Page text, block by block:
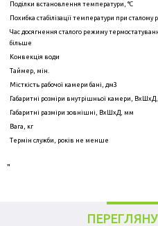
Поділки встановлення температури, °C
Похибка стабілізації температури при
Час досягнення сталого режиму
більше
Конвекція води
Таймер, мін.
Місткість рабочої камери бані, дм3
Габаритні розміри внутрішньої камери,
Габаритні разміри зовнішні, ВхШхД, мм
Вага, кг
Термін служби, років не менше
"